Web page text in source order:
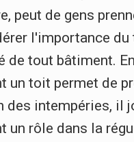
peut de gens
l'importance du
de tout bâtiment.
un toit permet de
des intempéries, il
un rôle dans la